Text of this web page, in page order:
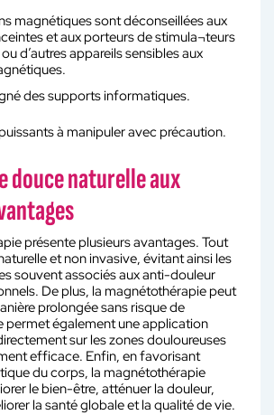
magnétiques sont déconseillées aux
et aux porteurs de stimula¬teurs
d’autres appareils sensibles aux
des supports informatiques.
à manipuler avec précaution.
douce naturelle aux
présente plusieurs avantages. Tout
et non invasive, évitant ainsi les
souvent associés aux anti-douleur
De plus, la magnétothérapie peut
prolongée sans risque de
permet également une application
sur les zones douloureuses
efficace. Enfin, en favorisant
du corps, la magnétothérapie
le bien-être, atténuer la douleur,
la santé globale et la qualité de vie.